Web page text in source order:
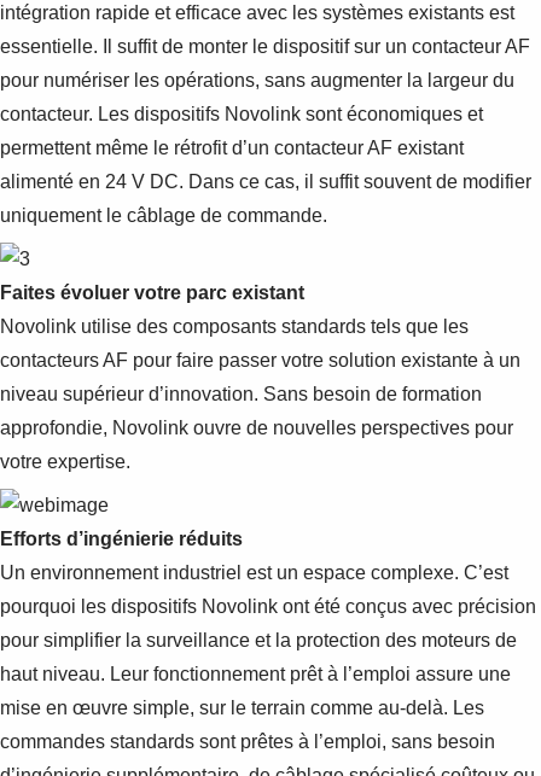
intégration rapide et efficace avec les systèmes existants est
essentielle. Il suffit de monter le dispositif sur un contacteur AF
pour numériser les opérations, sans augmenter la largeur du
contacteur. Les dispositifs Novolink sont économiques et
permettent même le rétrofit d’un contacteur AF existant
alimenté en 24 V DC. Dans ce cas, il suffit souvent de modifier
uniquement le câblage de commande.
Faites évoluer votre parc existant
Novolink utilise des composants standards tels que les
contacteurs AF pour faire passer votre solution existante à un
niveau supérieur d’innovation. Sans besoin de formation
approfondie, Novolink ouvre de nouvelles perspectives pour
votre expertise.
Efforts d’ingénierie réduits
Un environnement industriel est un espace complexe. C’est
pourquoi les dispositifs Novolink ont été conçus avec précision
pour simplifier la surveillance et la protection des moteurs de
haut niveau. Leur fonctionnement prêt à l’emploi assure une
mise en œuvre simple, sur le terrain comme au-delà. Les
commandes standards sont prêtes à l’emploi, sans besoin